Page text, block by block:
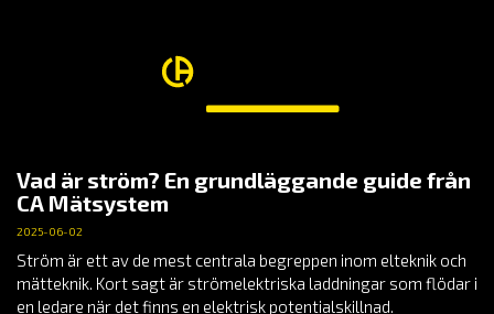
Vad är ström? En grundläggande guide från
CA Mätsystem
2025-06-02
Ström är ett av de mest centrala begreppen inom elteknik och
mätteknik. Kort sagt är strömelektriska laddningar som flödar i
en ledare när det finns en elektrisk potentialskillnad.